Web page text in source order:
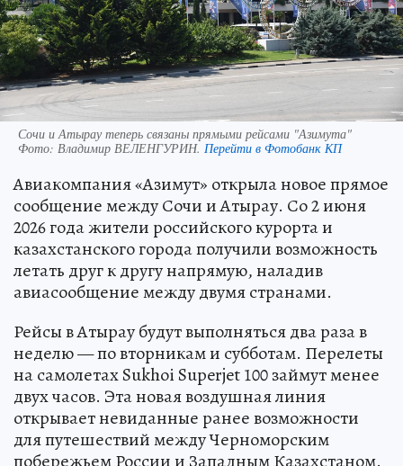
Сочи и Атырау теперь связаны прямыми рейсами "Азимута"
Фото: Владимир ВЕЛЕНГУРИН. Перейти в Фотобанк КП
Авиакомпания «Азимут» открыла новое прямое
сообщение между Сочи и Атырау. Со 2 июня
2026 года жители российского курорта и
казахстанского города получили возможность
летать друг к другу напрямую, наладив
авиасообщение между двумя странами.
Рейсы в Атырау будут выполняться два раза в
неделю — по вторникам и субботам. Перелеты
на самолетах Sukhoi Superjet 100 займут менее
двух часов. Эта новая воздушная линия
открывает невиданные ранее возможности
для путешествий между Черноморским
побережьем России и Западным Казахстаном.